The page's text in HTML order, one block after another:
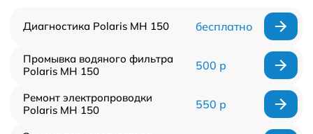
Диагностика Polaris MH 150 бесплатно
Промывка водяного фильтра
Polaris MH 150
500 р
Ремонт электропроводки
Polaris MH 150
550 р